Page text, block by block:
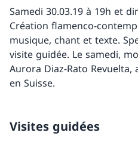
Samedi 30.03.19 à 19h et
Création flamenco-
musique, chant et texte.
visite guidée. Le samedi,
Aurora Diaz-Rato Revuelta,
en Suisse.
Visites guidées